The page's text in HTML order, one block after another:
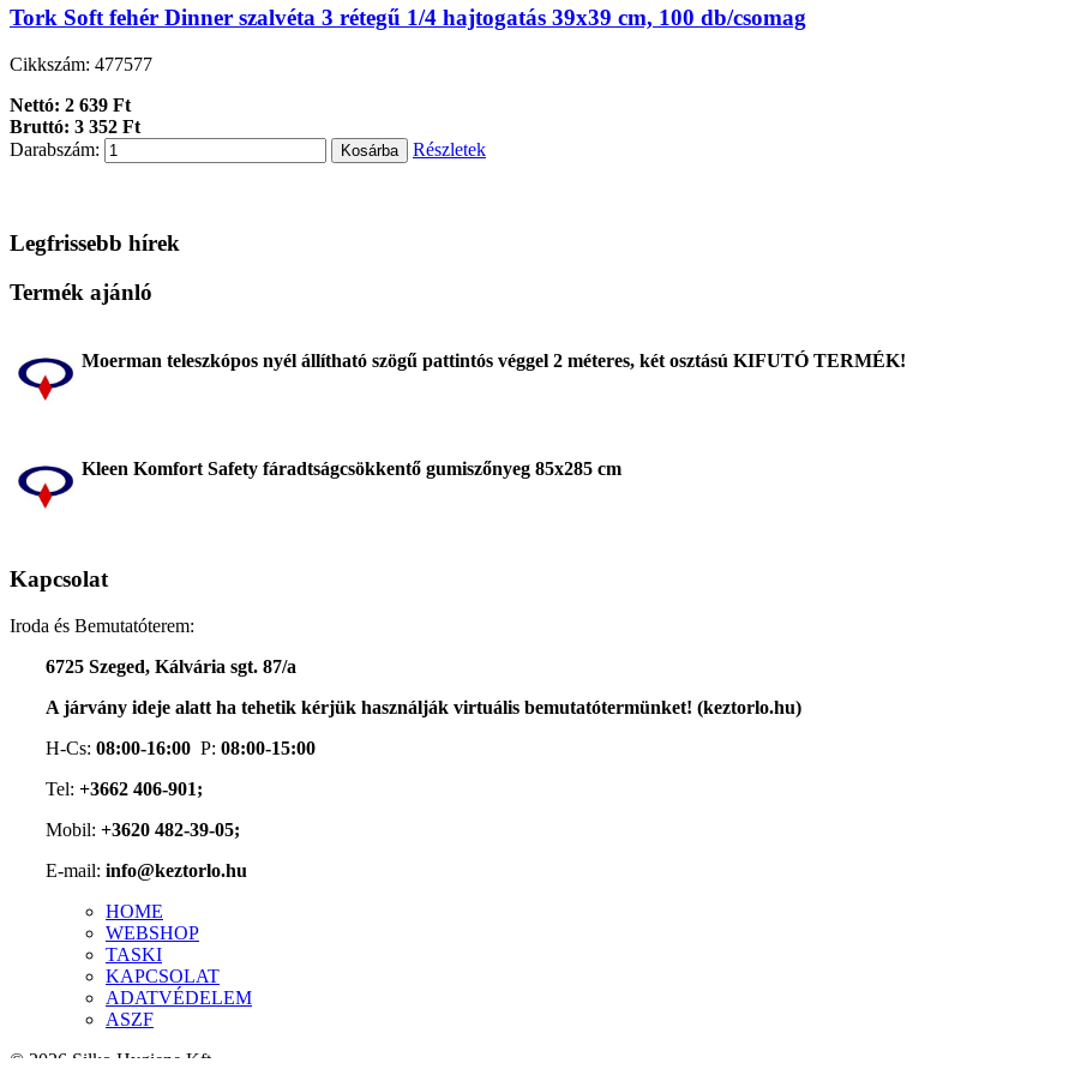
Tork Soft fehér Dinner szalvéta 3 rétegű 1/4 hajtogatás 39x39 cm, 100 db/csomag
Cikkszám: 477577
Nettó: 2 639 Ft
Bruttó: 3 352 Ft
Darabszám:
Részletek
Legfrissebb hírek
Termék ajánló
Moerman teleszkópos nyél állítható szögű pattintós véggel 2 méteres, két osztású KIFUTÓ TERMÉK!
Kleen Komfort Safety fáradtságcsökkentő gumiszőnyeg 85x285 cm
Kapcsolat
Iroda és Bemutatóterem:
6725 Szeged, Kálvária sgt. 87/a
A járvány ideje alatt ha tehetik kérjük használják virtuális bemutatótermünket! (keztorlo.hu)
H-Cs: 08:00-16:00 P: 08:00-15:00
Tel: +3662 406-901;
Mobil: +3620 482-39-05;
E-mail: info@keztorlo.hu
HOME
WEBSHOP
TASKI
KAPCSOLAT
ADATVÉDELEM
ASZF
© 2026 Silko Hygiene Kft.